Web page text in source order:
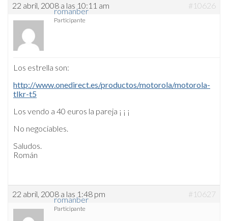
22 abril, 2008 a las 10:11 am #10626
romanber
Participante
Los estrella son:
http://www.onedirect.es/productos/motorola/motorola-
tlkr-t5
Los vendo a 40 euros la pareja ¡ ¡ ¡
No negociables.
Saludos.
Román
22 abril, 2008 a las 1:48 pm #10627
romanber
Participante